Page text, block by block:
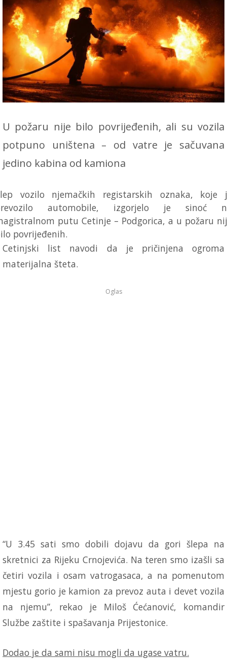
U požaru nije bilo povrijeđenih, ali su vozila
potpuno uništena – od vatre je sačuvana
jedino kabina od kamiona
vozilo njemačkih registarskih oznaka, koje
automobile, izgorjelo je sinoć
putu Cetinje – Podgorica, a u požaru
povrijeđenih.
Cetinjski list navodi da je pričinjena ogroma
materijalna šteta.
Oglas
“U 3.45 sati smo dobili dojavu da gori šlepa na
skretnici za Rijeku Crnojevića. Na teren smo izašli sa
četiri vozila i osam vatrogasaca, a na pomenutom
mjestu gorio je kamion za prevoz auta i devet vozila
na njemu”, rekao je Miloš Ćećanović, komandir
Službe zaštite i spašavanja Prijestonice.
Dodao je da sami nisu mogli da ugase vatru.